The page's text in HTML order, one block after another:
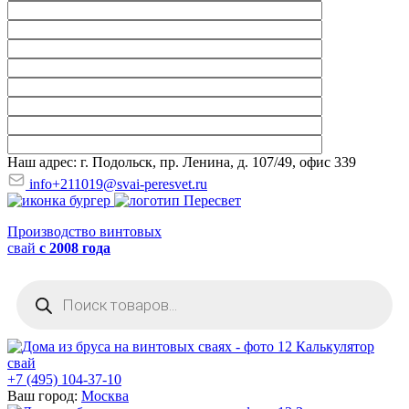
Наш адрес: г. Подольск, пр. Ленина, д. 107/49, офис 339
info+211019@svai-peresvet.ru
Производство винтовых
свай с 2008 года
товаров
Калькулятор
свай
+7 (495) 104-37-10
Ваш город: Москва